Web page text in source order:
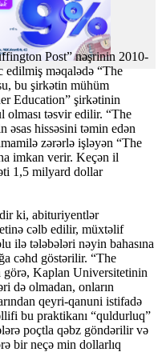
Post” nəşrinin 2010-
məqalədə “The
bu şirkətin mühüm
Education” şirkətinin
olması təsvir edilir. “The
əsas hissəsini təmin edən
zərərlə işləyən “The
imkan verir. Keçən il
1,5 milyard dollar
ki, abituriyentlər
cəlb edilir, müxtəlif
ilə tələbələri nəyin bahasına
cəhd göstərilir. “The
görə, Kaplan Universitetinin
də olmadan, onların
qeyri-qanuni istifadə
bu praktikanı “quldurluq”
poçtla qəbz göndərilir və
bir neçə min dollarlıq